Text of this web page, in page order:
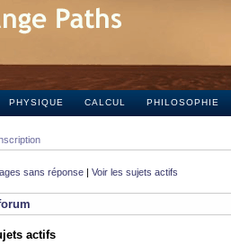
PHYSIQUE CALCUL PHILOSOPHIE
sans réponse | Voir les sujets actifs
actifs